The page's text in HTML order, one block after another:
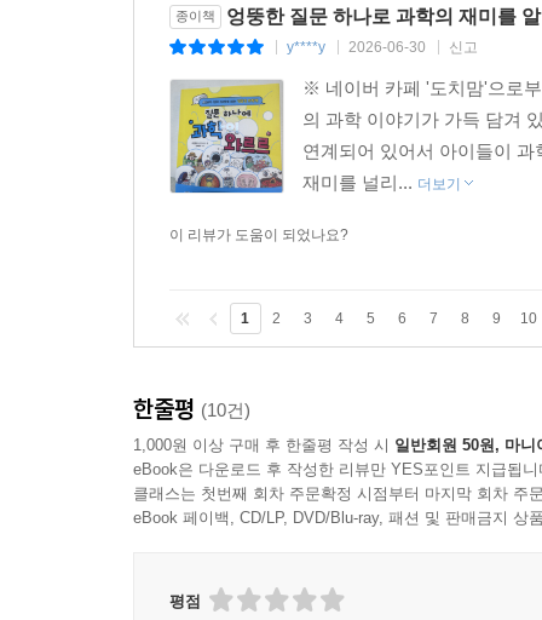
종이책 엉뚱한 질문 하나로 과학의 재미를
y****y 2026-06-30 신고
※ 네이버 카페 '도치맘'으로
의 과학 이야기가 가득 담겨
연계되어 있어서 아이들이
재미를 널리... 더보기
이 리뷰가 도움이 되었나요?
1 2 3 4 5 6 7 8 9 10
한줄평 (10건)
1,000원 이상 구매 후 한줄평 작성 시 일반회원 50원, 마니
eBook은 다운로드 후 작성한 리뷰만 YES포인트 지급됩니
클래스는 첫번째 회차 주문확정 시점부터 마지막 회차 주
eBook 페이백, CD/LP, DVD/Blu-ray, 패션 및 판매금지 상
평점